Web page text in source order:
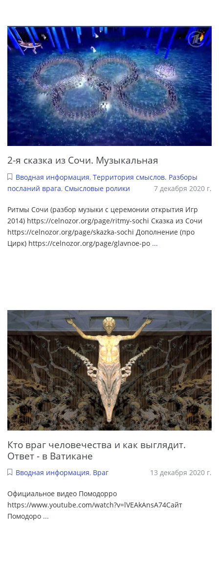
2-я сказка из Сочи. Музыкальная
Вводная информация, Территория смыслов. Разборы
посланий врага, Смысловые ролики 7 декабря 2020 г.
Ритмы Сочи (разбор музыки с церемонии открытия Игр
2014) https://celnozor.org/page/ritmy-sochi Сказка из Сочи
https://celnozor.org/page/skazka-sochi Дополнение (про
Цирк) https://celnozor.org/page/glavnoe-po ...
Кто враг человечества и как выглядит.
Ответ - в Ватикане
Вводная информация, Враг 13 декабря 2020 г.
Официальное видео Помодорро
https://www.youtube.com/watch?v=lVEAkAnsA74Сайт
Помодоро ...